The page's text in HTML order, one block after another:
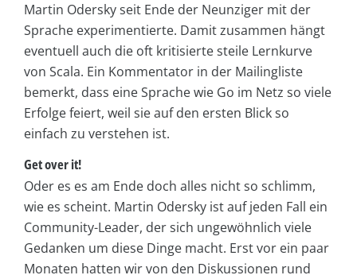
Martin Odersky seit Ende der Neunziger mit der
Sprache experimentierte. Damit zusammen hängt
eventuell auch die oft kritisierte steile Lernkurve
von Scala. Ein Kommentator in der Mailingliste
bemerkt, dass eine Sprache wie Go im Netz so viele
Erfolge feiert, weil sie auf den ersten Blick so
einfach zu verstehen ist.
Get over it!
Oder es es am Ende doch alles nicht so schlimm,
wie es scheint. Martin Odersky ist auf jeden Fall ein
Community-Leader, der sich ungewöhnlich viele
Gedanken um diese Dinge macht. Erst vor ein paar
Monaten hatten wir von den Diskussionen rund